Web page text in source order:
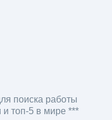
поиска работы
и топ-5 в мире ***
откликов на вакансии